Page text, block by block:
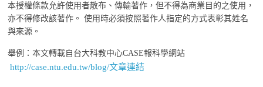
本授權條款允許使用者散布、傳輸著作，但不得為商業目的之使用，
亦不得修改該著作。 使用時必須按照著作人指定的方式表彰其姓名
與來源。
舉例：本文轉載自台大科教中心CASE報科學網站
http://case.ntu.edu.tw/blog/文章連結